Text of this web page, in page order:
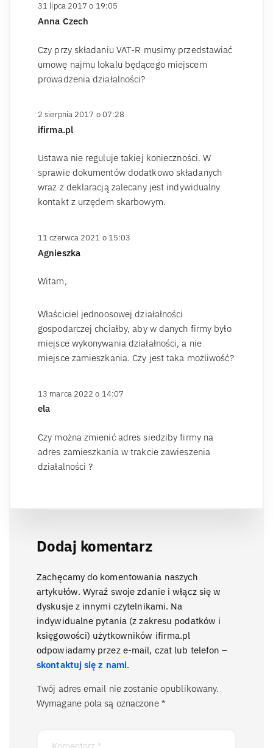
31 lipca 2017 o 19:05
Anna Czech
Czy przy składaniu VAT-R musimy przedstawiać
umowę najmu lokalu będącego miejscem
prowadzenia działalności?
2 sierpnia 2017 o 07:28
ifirma.pl
Ustawa nie reguluje takiej konieczności. W
sprawie dokumentów dodatkowo składanych
wraz z deklaracją zalecany jest indywidualny
kontakt z urzędem skarbowym.
11 czerwca 2021 o 15:03
Agnieszka
Witam,
Właściciel jednoosowej działałności
gospodarczej chciałby, aby w danych firmy było
miejsce wykonywania działałności, a nie
miejsce zamieszkania. Czy jest taka możliwość?
13 marca 2022 o 14:07
ela
Czy można zmienić adres siedziby firmy na
adres zamieszkania w trakcie zawieszenia
działalności ?
Dodaj komentarz
Zachęcamy do komentowania naszych
artykułów. Wyraź swoje zdanie i włącz się w
dyskusje z innymi czytelnikami. Na
indywidualne pytania (z zakresu podatków i
księgowości) użytkowników ifirma.pl
odpowiadamy przez e-mail, czat lub telefon –
skontaktuj się z nami.
Twój adres email nie zostanie opublikowany.
Wymagane pola są oznaczone *